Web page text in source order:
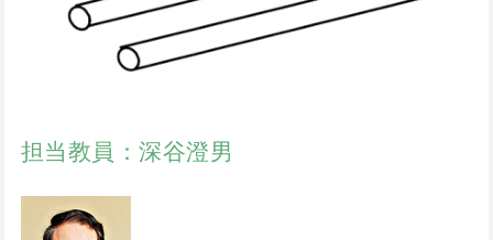
担当教員：深谷澄男